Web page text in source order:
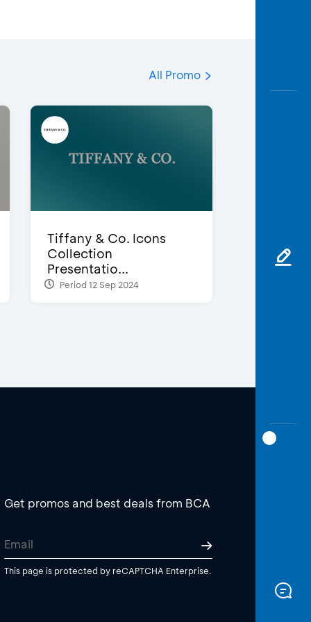
All Promo
Tiffany & Co. Icons
Collection
Presentatio...
Period 12 Sep 2024
Get promos and best deals from BCA
This page is protected by reCAPTCHA Enterprise.